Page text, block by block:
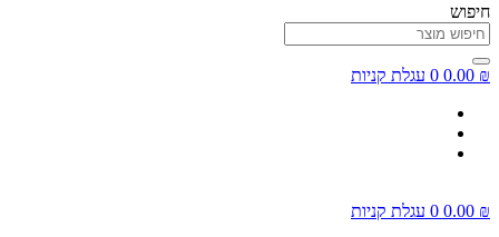
חיפוש
0.00 ₪
0 עגלת קניות
0.00 ₪
0 עגלת קניות